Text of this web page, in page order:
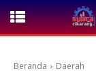
Beranda Daerah